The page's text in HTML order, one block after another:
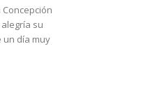
su
un día muy